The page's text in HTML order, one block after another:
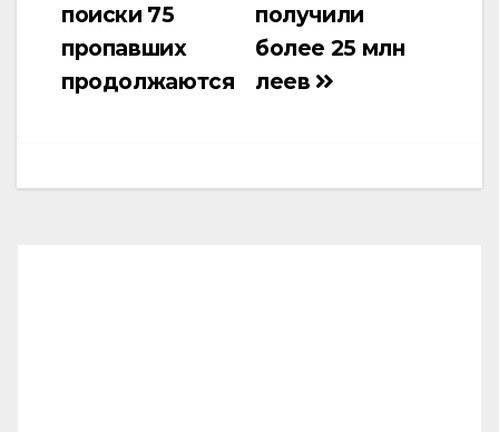
получили
более 25 млн
леев
поиски 75
пропавших
продолжаются